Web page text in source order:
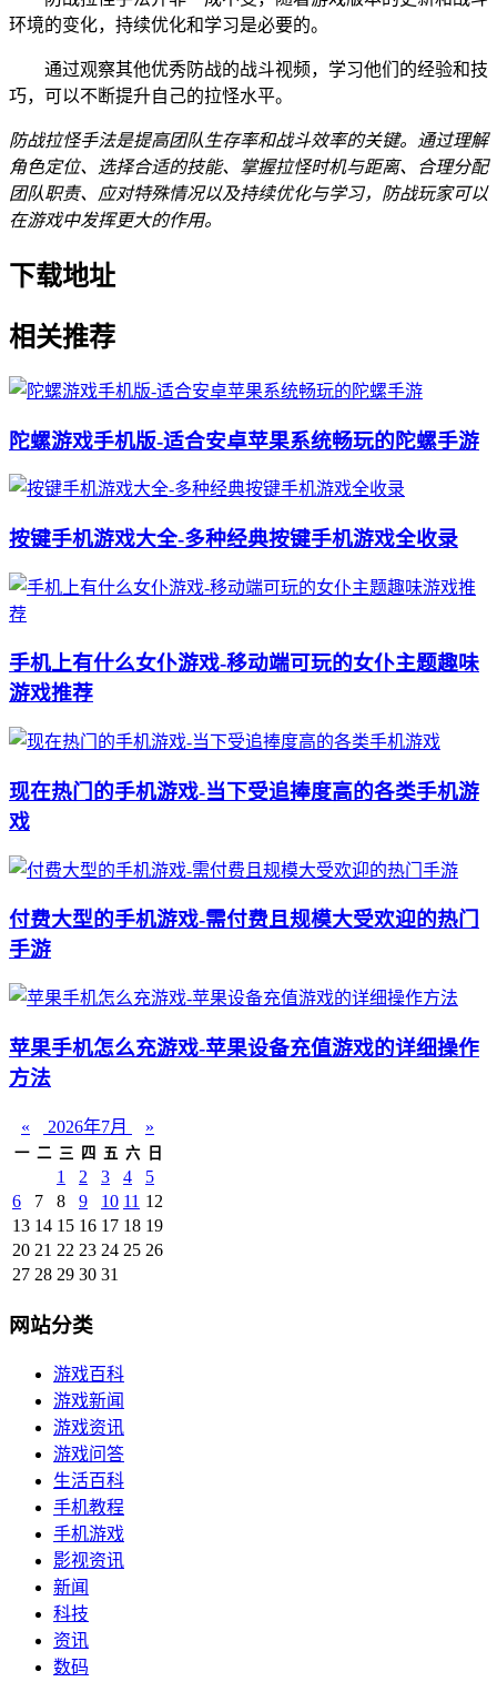
环境的变化，持续优化和学习是必要的。
通过观察其他优秀防战的战斗视频，学习他们的经验和技
巧，可以不断提升自己的拉怪水平。
防战拉怪手法是提高团队生存率和战斗效率的关键。通过理解
角色定位、选择合适的技能、掌握拉怪时机与距离、合理分配
团队职责、应对特殊情况以及持续优化与学习，防战玩家可以
在游戏中发挥更大的作用。
下载地址
相关推荐
陀螺游戏手机版-适合安卓苹果系统畅玩的陀螺手游
按键手机游戏大全-多种经典按键手机游戏全收录
手机上有什么女仆游戏-移动端可玩的女仆主题趣味
游戏推荐
现在热门的手机游戏-当下受追捧度高的各类手机游
戏
付费大型的手机游戏-需付费且规模大受欢迎的热门
手游
苹果手机怎么充游戏-苹果设备充值游戏的详细操作
方法
« 2026年7月 »
一 二 三 四 五 六 日
1 2 3 4
5
6
7 8 9 10 11 12
13 14 15 16 17 18 19
20 21 22 23 24 25 26
27 28 29 30 31
网站分类
游戏百科
游戏新闻
游戏资讯
游戏问答
生活百科
手机教程
手机游戏
影视资讯
新闻
科技
资讯
数码